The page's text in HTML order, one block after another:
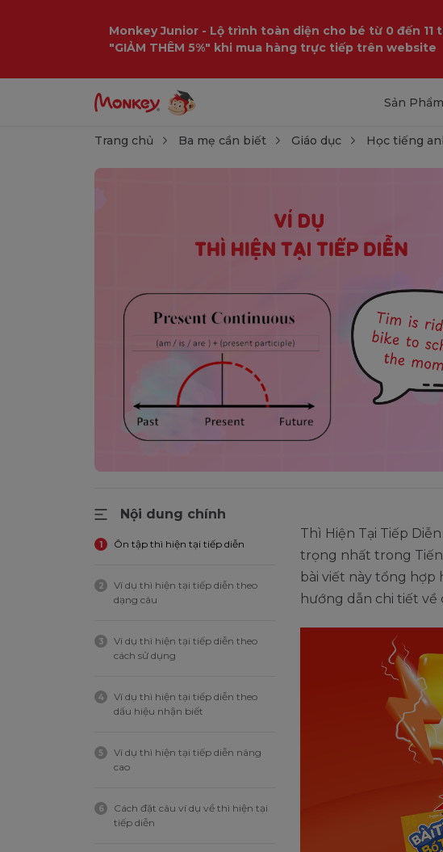
Monkey Junior - Lộ trình toàn diện cho bé từ 0 đến 11
"GIẢM THÊM 5%" khi mua hàng trực tiếp trên website
Sản Phẩm
Trang chủ Ba mẹ cần biết Giáo dục Học tiếng
Nội dung chính
1 Ôn tập thì hiện tại tiếp diễn
2
Ví dụ thì hiện tại tiếp diễn theo
dạng câu
3
Ví dụ thì hiện tại tiếp diễn theo
cách sử dụng
4
Ví dụ thì hiện tại tiếp diễn theo
dấu hiệu nhận biết
5
Ví dụ thì hiện tại tiếp diễn nâng
cao
6
Cách đặt câu ví dụ về thì hiện tại
tiếp diễn
Thì Hiện Tại Tiếp
trọng nhất trong
bài viết này tổng hợp
hướng dẫn chi tiết về